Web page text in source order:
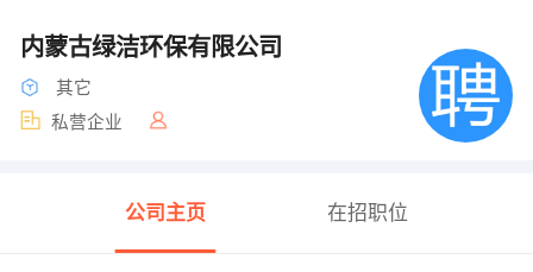
内蒙古绿洁环保有限公司
其它
私营企业
公司主页 在招职位